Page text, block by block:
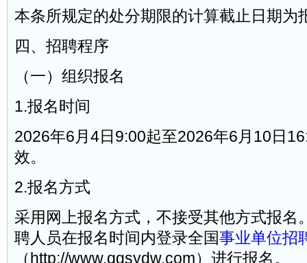
本条所规定的处分期限的计算截止日期为
四、招聘程序
（一）组织报名
1.报名时间
2026年6月4日9:00起至2026年6月10日
效。
2.报名方式
采用网上报名方式，不接受其他方式报名
聘人员在报名时间内登录全国事业单位招
（http://www.qgsydw.com）进行报名。